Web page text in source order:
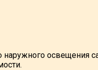
освещения